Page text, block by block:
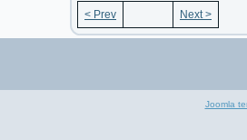
< Prev Next >
Joomla